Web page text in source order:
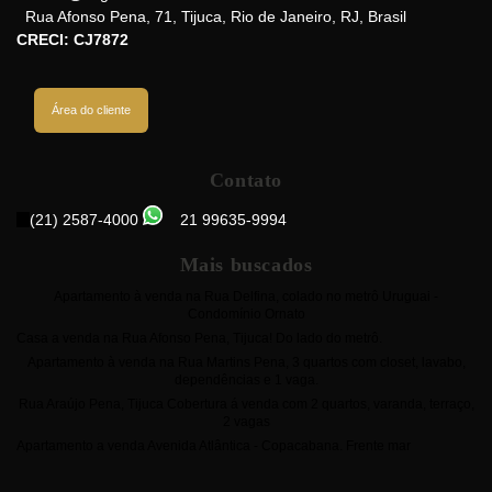
Rua Afonso Pena 71 Tijuca Rio de Janeiro RJ
Brasil
CRECI: CJ7872
Área do cliente
Contato
(21) 2587-4000 21 99635-9994
Mais buscados